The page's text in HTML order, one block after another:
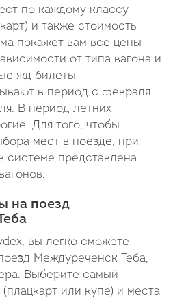
по каждому классу
и также стоимость
покажет вам все цены
от типа вагона и
жд билеты
в период с февраля
В период летних
Для того, чтобы
мест в поезде, при
системе представлена
на поезд
вы легко сможете
Междуреченск Теба,
Выберите самый
или купе) и места